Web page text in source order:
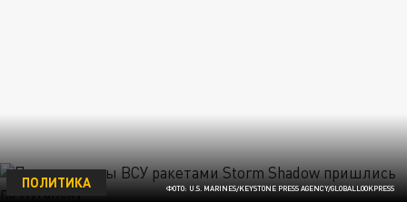
ФОТО: U.S. MARINES/KEYSTONE PRESS AGENCY/GLOBALLOOKPRESS
ПОЛИТИКА